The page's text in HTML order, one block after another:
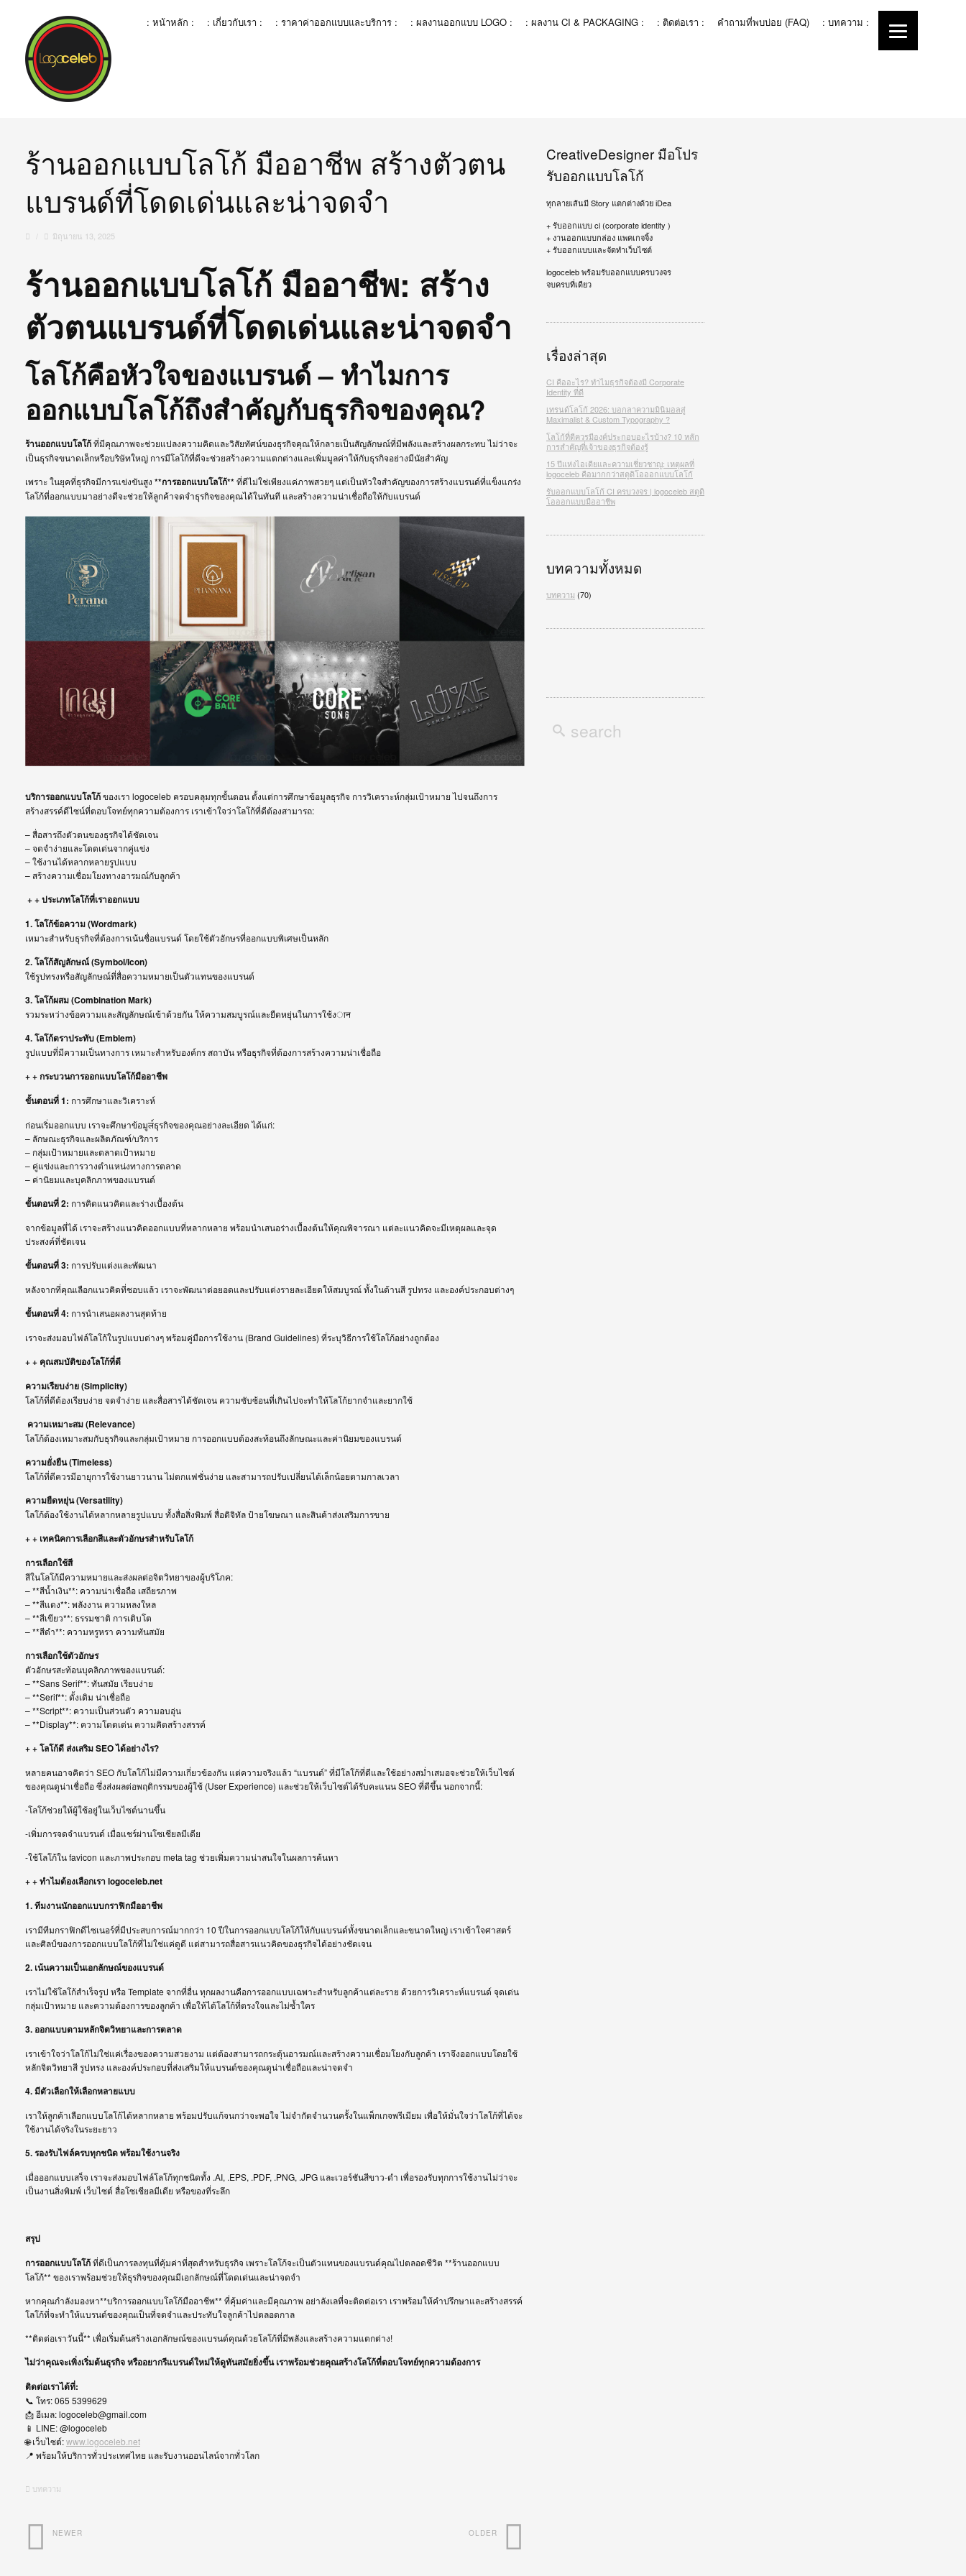
: หน้าหลัก : : เกี่ยวกับเรา : : ราคาค่าออกแบบและบริการ : : ผลงานออกแบบ LOGO : : ผลงาน CI & PACKAGING : : ติดต่อเรา : คำถามที่พบบ่อย (FAQ) : บทความ :
ร้านออกแบบโลโก้ มืออาชีพ สร้างตัวตน
แบรนด์ที่โดดเด่นและน่าจดจำ
มิถุนายน 13, 2025
ร้านออกแบบโลโก้ มืออาชีพ: สร้าง
ตัวตนแบรนด์ที่โดดเด่นและน่าจดจำ
โลโก้คือหัวใจของแบรนด์ – ทำไมการ
ออกแบบโลโก้ถึงสำคัญกับธุรกิจของคุณ?
ร้านออกแบบโลโก้ที่มีคุณภาพจะช่วยแปลงความคิดและวิสัยทัศน์ของธุรกิจคุณให้กลายเป็นสัญลักษณ์ที่มีพลังและสร้างผลกระทบ ไม่ว่าจะ
เป็นธุรกิจขนาดเล็กหรือบริษัทใหญ่ การมีโลโก้ที่ดีจะช่วยสร้างความแตกต่างและเพิ่มมูลค่าให้กับธุรกิจอย่างมีนัยสำคัญ
เพราะ ในยุคที่ธุรกิจมีการแข่งขันสูง **การออกแบบโลโก้**ที่ดีไม่ใช่เพียงแค่ภาพสวยๆ แต่เป็นหัวใจสำคัญของการสร้างแบรนด์ที่แข็งแกร่ง
โลโก้ที่ออกแบบมาอย่างดีจะช่วยให้ลูกค้าจดจำธุรกิจของคุณได้ในทันที และสร้างความน่าเชื่อถือให้กับแบรนด์
บริการออกแบบโลโก้ของเรา logoceleb ครอบคลุมทุกขั้นตอน ตั้งแต่การศึกษาข้อมูลธุรกิจ การวิเคราะห์กลุ่มเป้าหมาย ไปจนถึงการ
สร้างสรรค์ดีไซน์ที่ตอบโจทย์ทุกความต้องการ เราเข้าใจว่าโลโก้ที่ดีต้องสามารถ:
– สื่อสารถึงตัวตนของธุรกิจได้ชัดเจน
– จดจำง่ายและโดดเด่นจากคู่แข่ง
– ใช้งานได้หลากหลายรูปแบบ
– สร้างความเชื่อมโยงทางอารมณ์กับลูกค้า
+ + ประเภทโลโก้ที่เราออกแบบ
1. โลโก้ข้อความ (Wordmark)
เหมาะสำหรับธุรกิจที่ต้องการเน้นชื่อแบรนด์ โดยใช้ตัวอักษรที่ออกแบบพิเศษเป็นหลัก
2. โลโก้สัญลักษณ์ (Symbol/Icon)
ใช้รูปทรงหรือสัญลักษณ์ที่สื่อความหมายเป็นตัวแทนของแบรนด์
3. โลโก้ผสม (Combination Mark)
รวมระหว่างข้อความและสัญลักษณ์เข้าด้วยกัน ให้ความสมบูรณ์และยืดหยุ่นในการใช้งान
4. โลโก้ตราประทับ (Emblem)
รูปแบบที่มีความเป็นทางการ เหมาะสำหรับองค์กร สถาบัน หรือธุรกิจที่ต้องการสร้างความน่าเชื่อถือ
+ + กระบวนการออกแบบโลโก้มืออาชีพ
ขั้นตอนที่ 1: การศึกษาและวิเคราะห์
ก่อนเริ่มออกแบบ เราจะศึกษาข้อมูल์ธุรกิจของคุณอย่างละเอียด ได้แก่:
– ลักษณะธุรกิจและผลิตภัณฑ์/บริการ
– กลุ่มเป้าหมายและตลาดเป้าหมาย
– คู่แข่งและการวางตำแหน่งทางการตลาด
– ค่านิยมและบุคลิกภาพของแบรนด์
ขั้นตอนที่ 2: การคิดแนวคิดและร่างเบื้องต้น
จากข้อมูลที่ได้ เราจะสร้างแนวคิดออกแบบที่หลากหลาย พร้อมนำเสนอร่างเบื้องต้นให้คุณพิจารณา แต่ละแนวคิดจะมีเหตุผลและจุด
ประสงค์ที่ชัดเจน
ขั้นตอนที่ 3: การปรับแต่งและพัฒนา
หลังจากที่คุณเลือกแนวคิดที่ชอบแล้ว เราจะพัฒนาต่อยอดและปรับแต่งรายละเอียดให้สมบูรณ์ ทั้งในด้านสี รูปทรง และองค์ประกอบต่างๆ
ขั้นตอนที่ 4: การนำเสนอผลงานสุดท้าย
เราจะส่งมอบไฟล์โลโก้ในรูปแบบต่างๆ พร้อมคู่มือการใช้งาน (Brand Guidelines) ที่ระบุวิธีการใช้โลโก้อย่างถูกต้อง
+ + คุณสมบัติของโลโก้ที่ดี
ความเรียบง่าย (Simplicity)
โลโก้ที่ดีต้องเรียบง่าย จดจำง่าย และสื่อสารได้ชัดเจน ความซับซ้อนที่เกินไปจะทำให้โลโก้ยากจำและยากใช้
ความเหมาะสม (Relevance)
โลโก้ต้องเหมาะสมกับธุรกิจและกลุ่มเป้าหมาย การออกแบบต้องสะท้อนถึงลักษณะและค่านิยมของแบรนด์
ความยั่งยืน (Timeless)
โลโก้ที่ดีควรมีอายุการใช้งานยาวนาน ไม่ตกแฟชั่นง่าย และสามารถปรับเปลี่ยนได้เล็กน้อยตามกาลเวลา
ความยืดหยุ่น (Versatility)
โลโก้ต้องใช้งานได้หลากหลายรูปแบบ ทั้งสื่อสิ่งพิมพ์ สื่อดิจิทัล ป้ายโฆษณา และสินค้าส่งเสริมการขาย
+ + เทคนิคการเลือกสีและตัวอักษรสำหรับโลโก้
การเลือกใช้สี
สีในโลโก้มีความหมายและส่งผลต่อจิตวิทยาของผู้บริโภค:
– **สีน้ำเงิน**: ความน่าเชื่อถือ เสถียรภาพ
– **สีแดง**: พลังงาน ความหลงใหล
– **สีเขียว**: ธรรมชาติ การเติบโต
– **สีดำ**: ความหรูหรา ความทันสมัย
การเลือกใช้ตัวอักษร
ตัวอักษรสะท้อนบุคลิกภาพของแบรนด์:
– **Sans Serif**: ทันสมัย เรียบง่าย
– **Serif**: ดั้งเดิม น่าเชื่อถือ
– **Script**: ความเป็นส่วนตัว ความอบอุ่น
– **Display**: ความโดดเด่น ความคิดสร้างสรรค์
+ + โลโก้ดี ส่งเสริม SEO ได้อย่างไร?
หลายคนอาจคิดว่า SEO กับโลโก้ไม่มีความเกี่ยวข้องกัน แต่ความจริงแล้ว “แบรนด์” ที่มีโลโก้ที่ดีและใช้อย่างสม่ำเสมอจะช่วยให้เว็บไซต์
ของคุณดูน่าเชื่อถือ ซึ่งส่งผลต่อพฤติกรรมของผู้ใช้ (User Experience) และช่วยให้เว็บไซต์ได้รับคะแนน SEO ที่ดีขึ้น นอกจากนี้:
-โลโก้ช่วยให้ผู้ใช้อยู่ในเว็บไซต์นานขึ้น
-เพิ่มการจดจำแบรนด์ เมื่อแชร์ผ่านโซเชียลมีเดีย
-ใช้โลโก้ใน favicon และภาพประกอบ meta tag ช่วยเพิ่มความน่าสนใจในผลการค้นหา
+ + ทำไมต้องเลือกเรา logoceleb.net
1. ทีมงานนักออกแบบกราฟิกมืออาชีพ
เรามีทีมกราฟิกดีไซเนอร์ที่มีประสบการณ์มากกว่า 10 ปีในการออกแบบโลโก้ให้กับแบรนด์ทั้งขนาดเล็กและขนาดใหญ่ เราเข้าใจศาสตร์
และศิลป์ของการออกแบบโลโก้ที่ไม่ใช่แค่ดูดี แต่สามารถสื่อสารแนวคิดของธุรกิจได้อย่างชัดเจน
2. เน้นความเป็นเอกลักษณ์ของแบรนด์
เราไม่ใช้โลโก้สำเร็จรูป หรือ Template จากที่อื่น ทุกผลงานคือการออกแบบเฉพาะสำหรับลูกค้าแต่ละราย ด้วยการวิเคราะห์แบรนด์ จุดเด่น
กลุ่มเป้าหมาย และความต้องการของลูกค้า เพื่อให้ได้โลโก้ที่ตรงใจและไม่ซ้ำใคร
3. ออกแบบตามหลักจิตวิทยาและการตลาด
เราเข้าใจว่าโลโก้ไม่ใช่แค่เรื่องของความสวยงาม แต่ต้องสามารถกระตุ้นอารมณ์และสร้างความเชื่อมโยงกับลูกค้า เราจึงออกแบบโดยใช้
หลักจิตวิทยาสี รูปทรง และองค์ประกอบที่ส่งเสริมให้แบรนด์ของคุณดูน่าเชื่อถือและน่าจดจำ
4. มีตัวเลือกให้เลือกหลายแบบ
เราให้ลูกค้าเลือกแบบโลโก้ได้หลากหลาย พร้อมปรับแก้จนกว่าจะพอใจ ไม่จำกัดจำนวนครั้งในแพ็กเกจพรีเมียม เพื่อให้มั่นใจว่าโลโก้ที่ได้จะ
ใช้งานได้จริงในระยะยาว
5. รองรับไฟล์ครบทุกชนิด พร้อมใช้งานจริง
เมื่อออกแบบเสร็จ เราจะส่งมอบไฟล์โลโก้ทุกชนิดทั้ง .AI, .EPS, .PDF, .PNG, .JPG และเวอร์ชันสีขาว-ดำ เพื่อรองรับทุกการใช้งานไม่ว่าจะ
เป็นงานสิ่งพิมพ์ เว็บไซต์ สื่อโซเชียลมีเดีย หรือของที่ระลึก
สรุป
การออกแบบโลโก้ที่ดีเป็นการลงทุนที่คุ้มค่าที่สุดสำหรับธุรกิจ เพราะโลโก้จะเป็นตัวแทนของแบรนด์คุณไปตลอดชีวิต **ร้านออกแบบ
โลโก้** ของเราพร้อมช่วยให้ธุรกิจของคุณมีเอกลักษณ์ที่โดดเด่นและน่าจดจำ
หากคุณกำลังมองหา**บริการออกแบบโลโก้มืออาชีพ** ที่คุ้มค่าและมีคุณภาพ อย่าลังเลที่จะติดต่อเรา เราพร้อมให้คำปรึกษาและสร้างสรรค์
โลโก้ที่จะทำให้แบรนด์ของคุณเป็นที่จดจำและประทับใจลูกค้าไปตลอดกาล
**ติดต่อเราวันนี้** เพื่อเริ่มต้นสร้างเอกลักษณ์ของแบรนด์คุณด้วยโลโก้ที่มีพลังและสร้างความแตกต่าง!
ไม่ว่าคุณจะเพิ่งเริ่มต้นธุรกิจ หรืออยากรีแบรนด์ใหม่ให้ดูทันสมัยยิ่งขึ้น เราพร้อมช่วยคุณสร้างโลโก้ที่ตอบโจทย์ทุกความต้องการ
ติดต่อเราได้ที่:
📞 โทร: 065 5399629
📩 อีเมล: logoceleb@gmail.com
📱 LINE: @logoceleb
🌐 เว็บไซต์:www.logoceleb.net
📍 พร้อมให้บริการทั่วประเทศไทย และรับงานออนไลน์จากทั่วโลก
บทความ
OLDER
NEWER
CreativeDesigner มือโปร
รับออกแบบโลโก้
ทุกลายเส้นมี Story แตกต่างด้วย iDea
+ รับออกแบบ ci (corporate identity )
+ งานออกแบบกล่อง แพคเกจจิ้ง
+ รับออกแบบและจัดทำเว็บไซต์
logoceleb พร้อมรับออกแบบครบวงจร
จบครบที่เดียว
เรื่องล่าสุด
CI คืออะไร? ทำไมธุรกิจต้องมี Corporate
Identity ที่ดี
เทรนด์โลโก้ 2026: บอกลาความมินิมอลสู่
Maximalist & Custom Typography ?
โลโก้ที่ดีควรมีองค์ประกอบอะไรบ้าง? 10 หลัก
การสำคัญที่เจ้าของธุรกิจต้องรู้
15 ปีแห่งไอเดียและความเชี่ยวชาญ: เหตุผลที่
logoceleb คือมากกว่าสตูดิโอออกแบบโลโก้
รับออกแบบโลโก้ CI ครบวงจร | logoceleb สตูดิ
โอออกแบบมืออาชีพ
บทความทั้งหมด
บทความ (70)